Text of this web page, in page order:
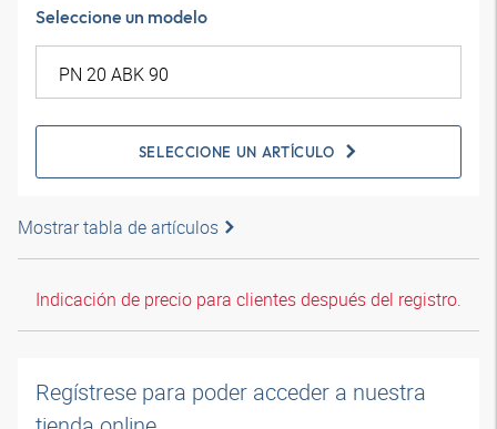
Seleccione un modelo
SELECCIONE UN ARTÍCULO
Mostrar tabla de artículos
Indicación de precio para clientes después del registro.
Regístrese para poder acceder a nuestra